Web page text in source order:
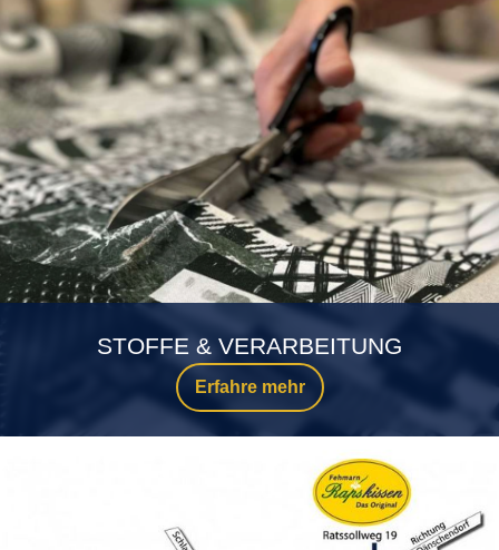
Erfahre mehr
STOFFE & VERARBEITUNG